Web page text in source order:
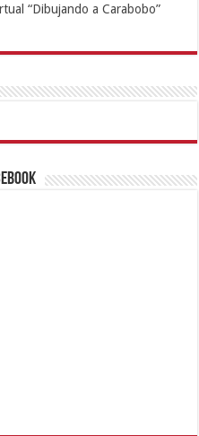
“Dibujando a Carabobo”